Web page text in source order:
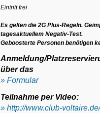
Eintritt frei
Es gelten die 2G Plus-Regeln.
tagesaktuellem Negativ-Test.
Geboosterte Personen benötigen
Anmeldung/
über das
» Formular
Teilnahme per Video:
» http://www.club-